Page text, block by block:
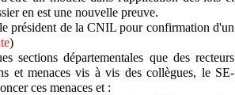
en est une nouvelle preuve.
président de la CNIL pour confirmation d'un
)
sections départementales que des recteurs
et menaces vis à vis des collègues, le SE-
ces menaces et :